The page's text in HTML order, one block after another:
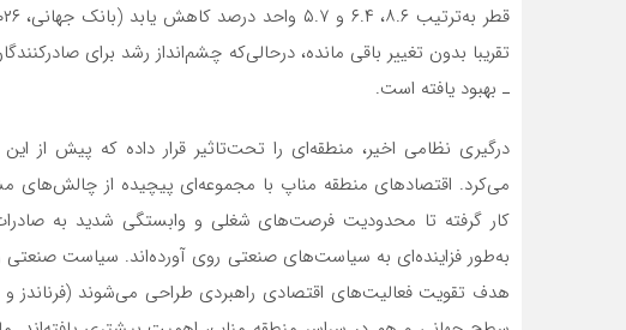
تقریبا بدون تغییر باقی مانده، درحالی‌که چشم‌انداز رشد برای
ـ بهبود یافته است.
درگیری نظامی اخیر، منطقه‌ای را تحت‌تاثیر قرار داده که پیش از
می‌کرد. اقتصادهای منطقه مناپ با مجموعه‌ای پیچیده از چالش‌های
کار گرفته تا محدودیت فرصت‌های شغلی و وابستگی شدید به
به‌طور فزاینده‌ای به سیاست‌های صنعتی روی آورده‌اند. سیاست صنعتی